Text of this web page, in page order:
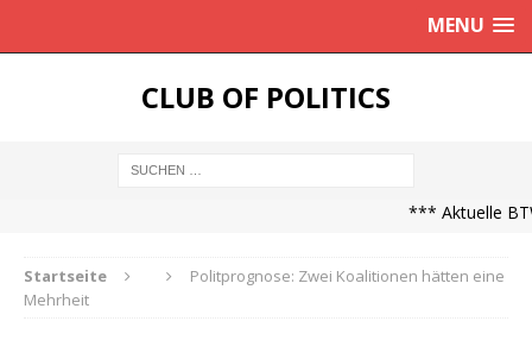
MENU
CLUB OF POLITICS
*** Aktuelle
Startseite
Politprognose: Zwei Koalitionen hätten eine
Mehrheit